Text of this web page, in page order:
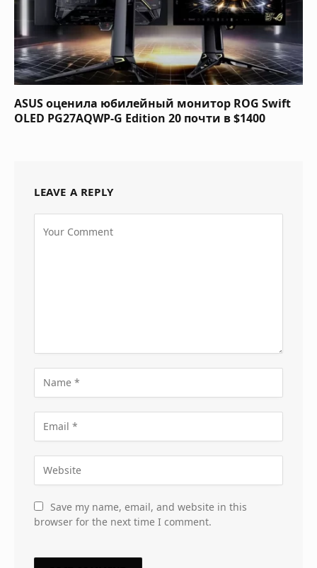
ASUS оценила юбилейный монитор ROG Swift
OLED PG27AQWP-G Edition 20 почти в $1400
LEAVE A REPLY
Save my name, email, and website in this
browser for the next time I comment.